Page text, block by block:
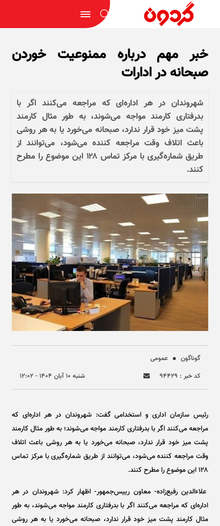
خبر مهم درباره ممنوعیت خوردن
صبحانه در ادارات
شهروندان در هر اداره‌ای که مراجعه می‌کنند اگر با
بدرفتاری کارمند مواجه می‌شوند، به طور مثال کارمند
پشت میز خود قرار ندارد، صبحانه می‌خورد یا به هر روشی
باعث اتلاف وقت مراجعه کننده می‌شود، می‌توانند از
طریق شماره‌گیری با مرکز تماس ۱۲۸ این موضوع را مطرح
کنند.
گوناگون
عمومی
کد خبر : ۹۴۴۲۹
شنبه ۱۰ آبان ۱۴۰۴ - ۱۲:۰۲
رئیس سازمان اداری و استخدامی گفت: شهروندان در هر اداره‌ای که
مراجعه می‌کنند اگر با بدرفتاری کارمند مواجه می‌شوند؛ به طور مثال کارمند
پشت میز خود قرار ندارد، صبحانه می‌خورد یا به هر روشی باعث اتلاف
وقت مراجعه کننده می‌شود، می‌توانند از طریق شماره‌گیری با مرکز تماس
۱۲۸ این موضوع را مطرح کنند.
علاءالدین رفیع‌زاده- معاون رییس‌جمهور- اظهار کرد: شهروندان در هر
اداره‌ای که مراجعه می‌کنند اگر با بدرفتاری کارمند مواجه می‌شوند، به طور
مثال کارمند پشت میز خود قرار ندارد، صبحانه می‌خورد یا به هر روشی